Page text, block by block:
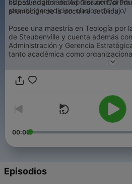
es cofundador de Ad Gloriam Dei
promoción de la doctrina católica.
Posee una maestría en Teología por
de Steubenville y cuenta además
Administración y Gerencia
tanto académica como
línea dirigidos a la formación
Contacto:
https://adgloriamdeipress.com/
straubinger-edicion-clasica-de-lujo/
00:00
Episodios